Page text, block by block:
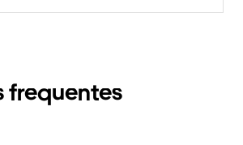
frequentes